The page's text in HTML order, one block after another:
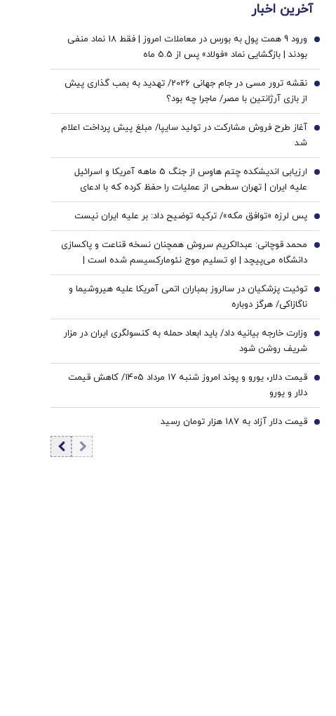
آخرین اخبار
ورود 9 همت پول به بورس در معاملات امروز | فقط 18 نماد منفی
بودند | بازگشایی نماد «فولاد» پس از 5.5 ماه
1
نقشه ترور مسی در جام جهانی 2026/ تهدید به بمب گذاری پیش
از بازی آرژانتین با مصر/ ماجرا چه بود؟
2
آغاز طرح فروش مشارکت در تولید سایپا/ مبلغ پیش پرداخت اعلام
شد
3
ارزیابی اندیشکده چتم هاوس از جنگ 5 ماهه آمریکا و اسرائیل
علیه ایران | تهران سطحی از عملیات را حفظ کرده که با ادعای
نزدیک بودن پایان ذخایر تسلیحاتی آن همخوانی ندارد | ایران راهبرد
«فرسایش راهبردی» را دنبال می‌کند
4
پس لرزه «توافق مکه»/ ترکیه توضیح داد: بر علیه ایران نیست 5
محمد قوچانی: عبدالکریم سروش همچنان نسخه قناعت و پاکسازی
دانشگاه می‌پیچد | او تسلیم موج نئومارکسیسم شده است |
سروش به زبان چپ سخن می‌گوید و نظام بازار آزاد رقابتی را با
برچسب کاپیتالیسم توضیح می‌دهد
6
توئیت پزشکیان در سالروز بمباران اتمی آمریکا علیه هیروشیما و
ناگازاکی/ هرگز دوباره
7
وزارت خارجه بیانیه داد/ باید ابعاد حمله به کنسولگری ایران در مزار
شریف روشن شود
8
قیمت دلار، یورو و پوند امروز شنبه ۱۷ مرداد 1405/ کاهش قیمت
دلار و یورو
9
قیمت دلار آزاد به 187 هزار تومان رسید 10